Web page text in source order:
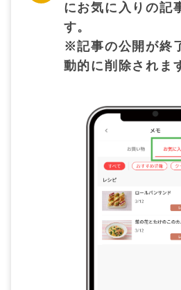
にお気に入りの記
す。
※記事の公開が終
動的に削除されま